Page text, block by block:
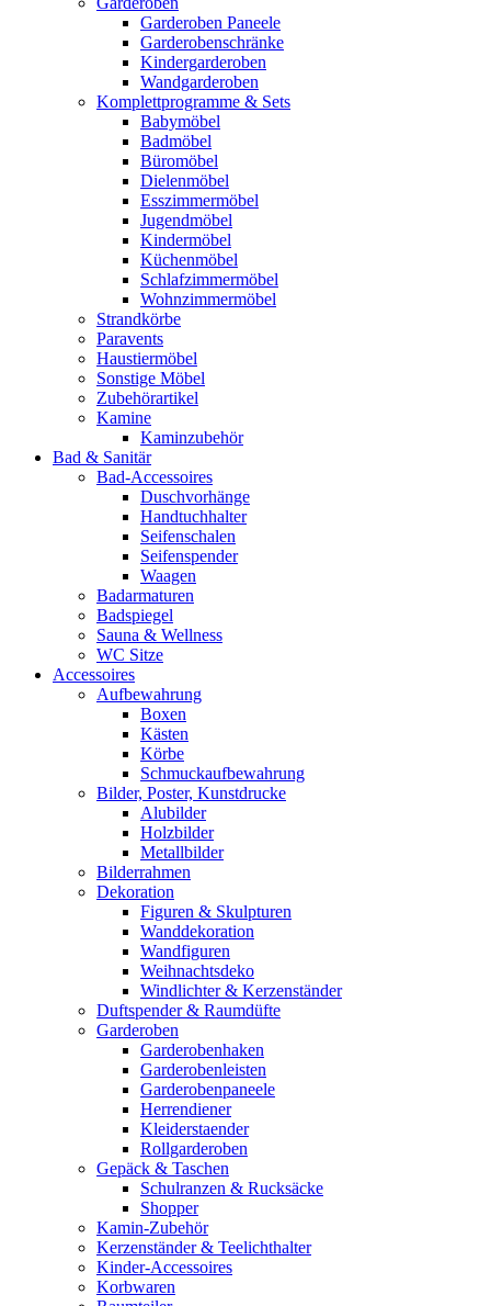
Garderoben Paneele
Garderobenschränke
Kindergarderoben
Wandgarderoben
Komplettprogramme & Sets
Babymöbel
Badmöbel
Büromöbel
Dielenmöbel
Esszimmermöbel
Jugendmöbel
Kindermöbel
Küchenmöbel
Schlafzimmermöbel
Wohnzimmermöbel
Strandkörbe
Paravents
Haustiermöbel
Sonstige Möbel
Zubehörartikel
Kamine
Kaminzubehör
Bad & Sanitär
Bad-Accessoires
Duschvorhänge
Handtuchhalter
Seifenschalen
Seifenspender
Waagen
Badarmaturen
Badspiegel
Sauna & Wellness
WC Sitze
Accessoires
Aufbewahrung
Boxen
Kästen
Körbe
Schmuckaufbewahrung
Bilder, Poster, Kunstdrucke
Alubilder
Holzbilder
Metallbilder
Bilderrahmen
Dekoration
Figuren & Skulpturen
Wanddekoration
Wandfiguren
Weihnachtsdeko
Windlichter & Kerzenständer
Duftspender & Raumdüfte
Garderoben
Garderobenhaken
Garderobenleisten
Garderobenpaneele
Herrendiener
Kleiderstaender
Rollgarderoben
Gepäck & Taschen
Schulranzen & Rucksäcke
Shopper
Kamin-Zubehör
Kerzenständer & Teelichthalter
Kinder-Accessoires
Korbwaren